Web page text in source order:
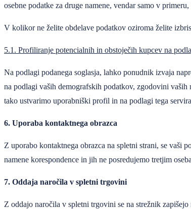
osebne podatke za druge namene, vendar samo v
V kolikor ne želite obdelave podatkov oziroma želite
5.1. Profiliranje potencialnih in obstoječih kupcev na
Na podlagi podanega soglasja, lahko ponudnik izvaja
na podlagi vaših demografskih podatkov, zgodovini
tako ustvarimo uporabniški profil in na podlagi tega
6. Uporaba kontaktnega obrazca
Z uporabo kontaktnega obrazca na spletni strani, se vaši
namene korespondence in jih ne posredujemo tretjim
7. Oddaja naročila v spletni trgovini
Z oddajo naročila v spletni trgovini se na strežnik